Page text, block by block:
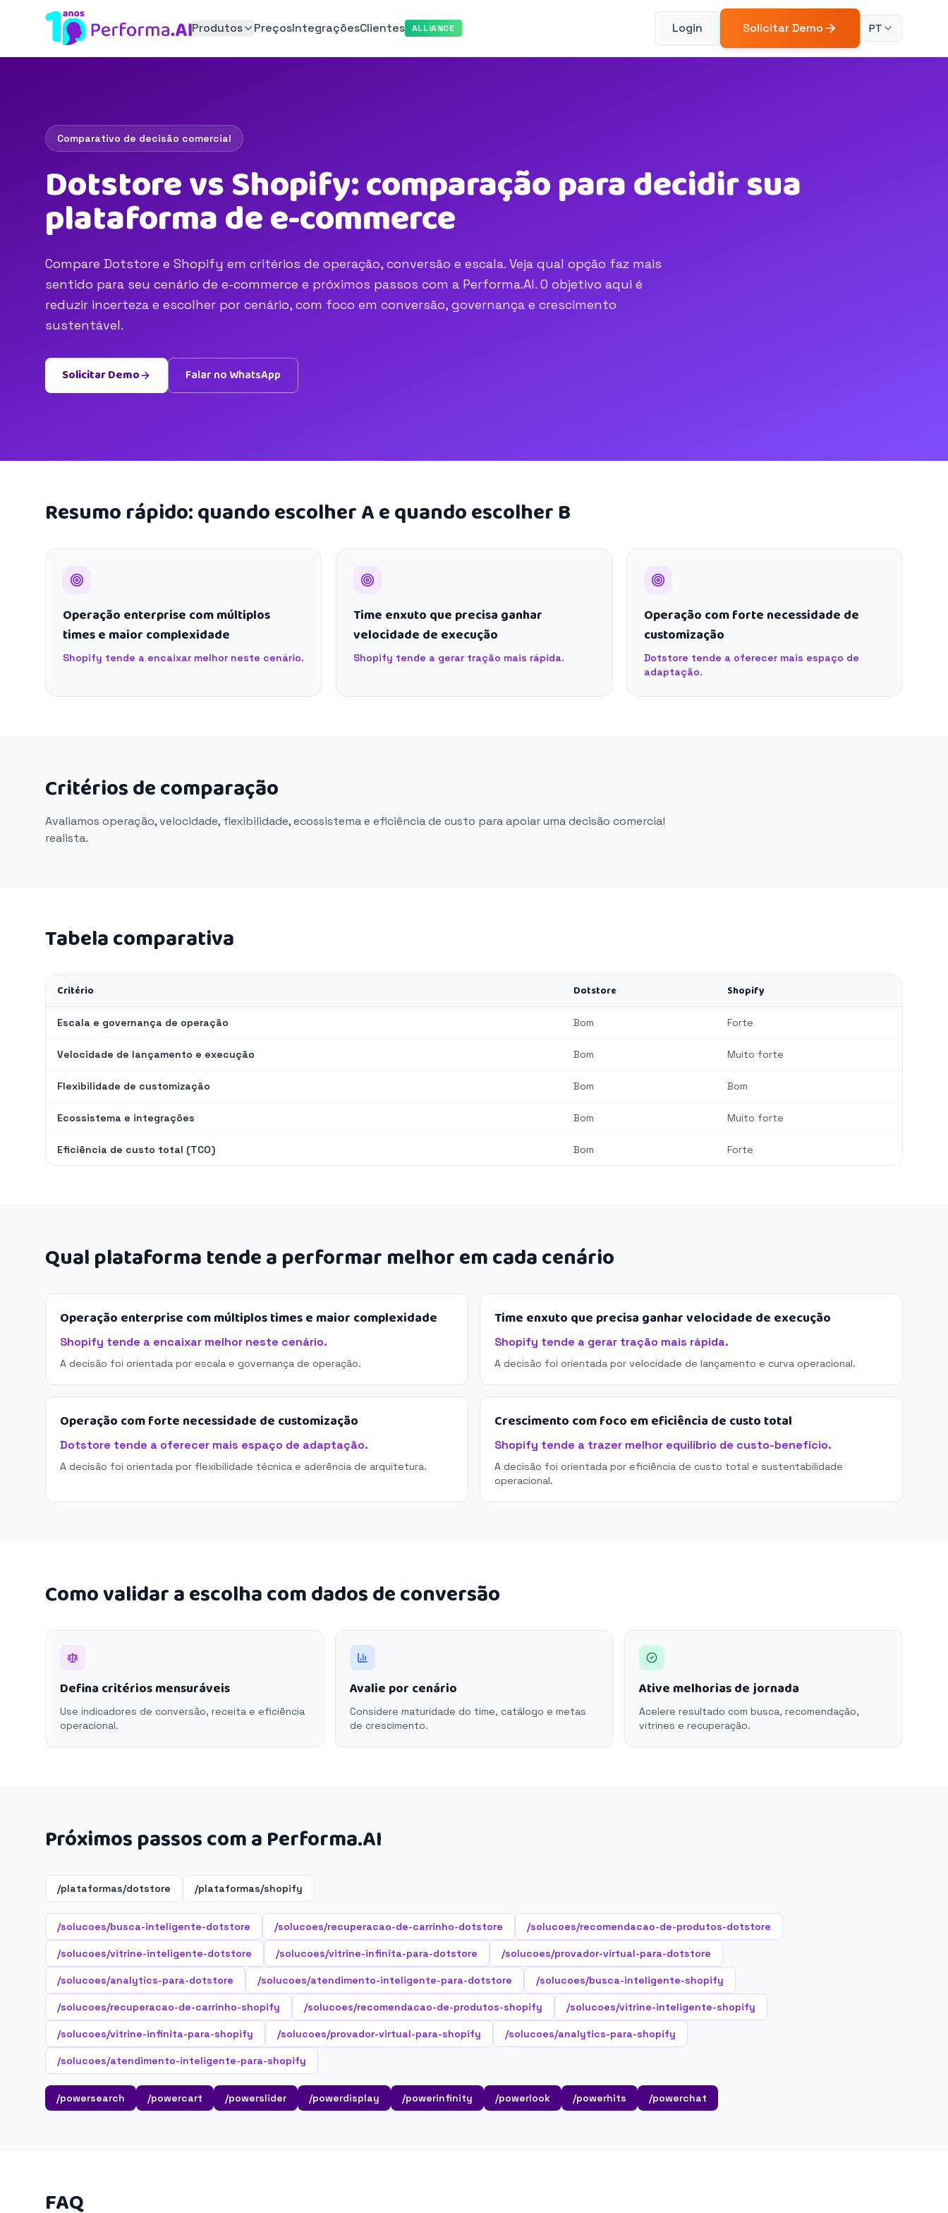
Produtos PreçosIntegraçõesClientes ALLIANCE Login Solicitar Demo PT
Comparativo de decisão comercial
Dotstore vs Shopify: comparação para decidir sua
plataforma de e-commerce
Compare Dotstore e Shopify em critérios de operação, conversão e escala. Veja qual opção faz mais
sentido para seu cenário de e-commerce e próximos passos com a Performa.AI. O objetivo aqui é
reduzir incerteza e escolher por cenário, com foco em conversão, governança e crescimento
sustentável.
Solicitar Demo Falar no WhatsApp
Resumo rápido: quando escolher A e quando escolher B
Operação enterprise com múltiplos
times e maior complexidade
Shopify tende a encaixar melhor neste cenário.
Time enxuto que precisa ganhar
velocidade de execução
Shopify tende a gerar tração mais rápida.
Operação com forte necessidade de
customização
Dotstore tende a oferecer mais espaço de
adaptação.
Critérios de comparação
Avaliamos operação, velocidade, flexibilidade, ecossistema e eficiência de custo para apoiar uma decisão comercial
realista.
Tabela comparativa
Critério Dotstore Shopify
Escala e governança de operação Bom Forte
Velocidade de lançamento e execução Bom Muito forte
Flexibilidade de customização Bom Bom
Ecossistema e integrações Bom Muito forte
Eficiência de custo total (TCO) Bom Forte
Qual plataforma tende a performar melhor em cada cenário
Operação enterprise com múltiplos times e maior complexidade
Shopify tende a encaixar melhor neste cenário.
A decisão foi orientada por escala e governança de operação.
Time enxuto que precisa ganhar velocidade de execução
Shopify tende a gerar tração mais rápida.
A decisão foi orientada por velocidade de lançamento e curva operacional.
Operação com forte necessidade de customização
Dotstore tende a oferecer mais espaço de adaptação.
A decisão foi orientada por flexibilidade técnica e aderência de arquitetura.
Crescimento com foco em eficiência de custo total
Shopify tende a trazer melhor equilíbrio de custo-benefício.
A decisão foi orientada por eficiência de custo total e sustentabilidade
operacional.
Como validar a escolha com dados de conversão
Defina critérios mensuráveis
Use indicadores de conversão, receita e eficiência
operacional.
Avalie por cenário
Considere maturidade do time, catálogo e metas
de crescimento.
Ative melhorias de jornada
Acelere resultado com busca, recomendação,
vitrines e recuperação.
Próximos passos com a Performa.AI
/plataformas/dotstore /plataformas/shopify
/solucoes/busca-inteligente-dotstore /solucoes/recuperacao-de-carrinho-dotstore /solucoes/recomendacao-de-produtos-dotstore
/solucoes/vitrine-inteligente-dotstore /solucoes/vitrine-infinita-para-dotstore /solucoes/provador-virtual-para-dotstore
/solucoes/analytics-para-dotstore /solucoes/atendimento-inteligente-para-dotstore /solucoes/busca-inteligente-shopify
/solucoes/recuperacao-de-carrinho-shopify /solucoes/recomendacao-de-produtos-shopify /solucoes/vitrine-inteligente-shopify
/solucoes/vitrine-infinita-para-shopify /solucoes/provador-virtual-para-shopify /solucoes/analytics-para-shopify
/solucoes/atendimento-inteligente-para-shopify
/powersearch /powercart /powerslider /powerdisplay /powerinfinity /powerlook /powerhits /powerchat
FAQ